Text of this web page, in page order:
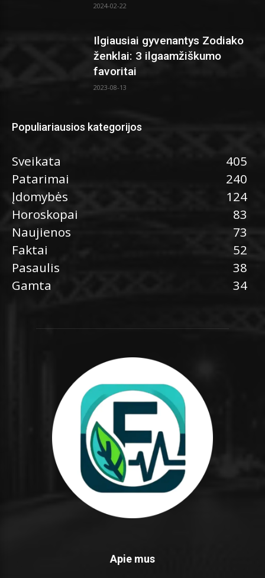
2024-02-22
Ilgiausiai gyvenantys Zodiako
ženklai: 3 ilgaamžiškumo
favoritai
2023-08-13
Populiariausios kategorijos
Sveikata
405
Patarimai
240
Įdomybės
124
Horoskopai
83
Naujienos
73
Faktai
52
Pasaulis
38
Gamta
34
Apie mus